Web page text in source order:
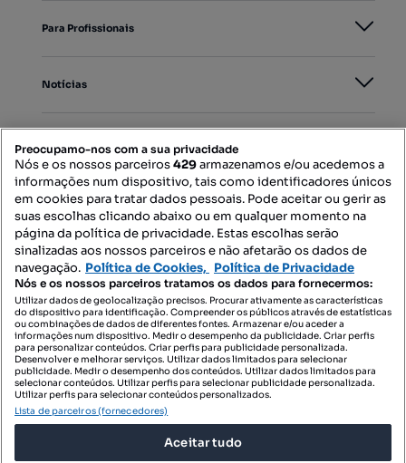
Para Profissionais
Notícias
Mapa do Site
Contacte-nos
SIGA-NOS:
DESCARREGAR NA:
Preocupamo-nos com a sua privacidade
Nós e os nossos parceiros429armazenamos e/ou acedemos a
informações num dispositivo, tais como identificadores únicos
em cookies para tratar dados pessoais. Pode aceitar ou gerir as
suas escolhas clicando abaixo ou em qualquer momento na
página da política de privacidade. Estas escolhas serão
sinalizadas aos nossos parceiros e não afetarão os dados de
navegação. Política de Cookies, Política de Privacidade
Nós e os nossos parceiros tratamos os dados para fornecermos:
Utilizar dados de geolocalização precisos. Procurar ativamente as características
do dispositivo para identificação. Compreender os públicos através de estatísticas
ou combinações de dados de diferentes fontes. Armazenar e/ou aceder a
informações num dispositivo. Medir o desempenho da publicidade. Criar perfis
para personalizar conteúdos. Criar perfis para publicidade personalizada.
Desenvolver e melhorar serviços. Utilizar dados limitados para selecionar
publicidade. Medir o desempenho dos conteúdos. Utilizar dados limitados para
selecionar conteúdos. Utilizar perfis para selecionar publicidade personalizada.
Utilizar perfis para selecionar conteúdos personalizados.
Lista de parceiros (fornecedores)
Aceitar tudo